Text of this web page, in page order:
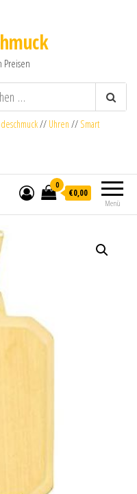
Preisen
// Uhren // Smart
Menü
0
€0,00